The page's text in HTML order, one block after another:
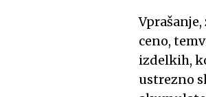
Vprašanje,
ceno,
izdelkih,
ustrezno